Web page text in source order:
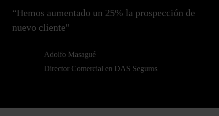
“Hemos aumentado un 25% la prospección de
nuevo cliente"
Adolfo Masagué
Director Comercial en DAS Seguros